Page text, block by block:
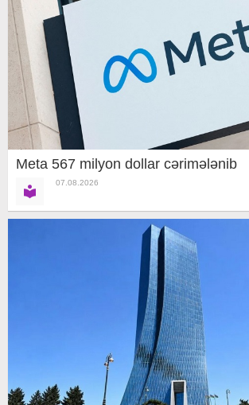
Meta 567 milyon dollar cərimələnib
07.08.2026